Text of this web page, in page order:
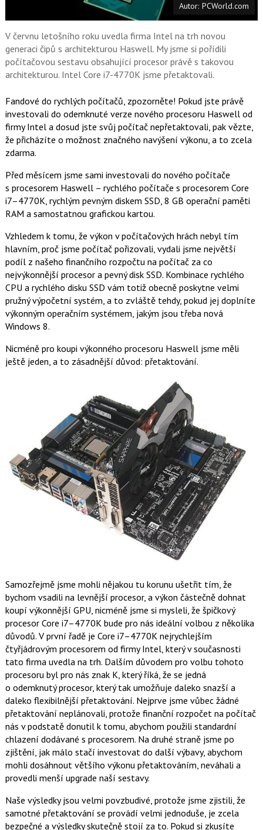
o
k
Autor: PCWorld.com
V červnu letošního roku uvedla firma Intel na trh novou
generaci čipů s architekturou Haswell. My jsme si pořídili
počítačovou sestavu obsahující procesor právě s takovou
architekturou. Intel Core i7-4770K jsme přetaktovali.
Fandové do rychlých počítačů, zpozorněte! Pokud jste právě
investovali do odemknuté verze nového procesoru Haswell od
firmy Intel a dosud jste svůj počítač nepřetaktovali, pak vězte,
že přicházíte o možnost značného navýšení výkonu, a to zcela
zdarma.
Před měsícem jsme sami investovali do nového počítače
s procesorem Haswell – rychlého počítače s procesorem Core
i7–4770K, rychlým pevným diskem SSD, 8 GB operační paměti
RAM a samostatnou grafickou kartou.
Vzhledem k tomu, že výkon v počítačových hrách nebyl tím
hlavním, proč jsme počítač pořizovali, vydali jsme největší
podíl z našeho finančního rozpočtu na počítač za co
nejvýkonnější procesor a pevný disk SSD. Kombinace rychlého
CPU a rychlého disku SSD vám totiž obecně poskytne velmi
pružný výpočetní systém, a to zvláště tehdy, pokud jej doplníte
výkonným operačním systémem, jakým jsou třeba nová
Windows 8.
Nicméně pro koupi výkonného procesoru Haswell jsme měli
ještě jeden, a to zásadnější důvod: přetaktování.
Samozřejmě jsme mohli nějakou tu korunu ušetřit tím, že
bychom vsadili na levnější procesor, a výkon částečně dohnat
koupí výkonnější GPU, nicméně jsme si mysleli, že špičkový
procesor Core i7–4770K bude pro nás ideální volbou z několika
důvodů. V první řadě je Core i7–4770K nejrychlejším
čtyřjádrovým procesorem od firmy Intel, který v současnosti
tato firma uvedla na trh. Dalším důvodem pro volbu tohoto
procesoru byl pro nás znak K, který říká, že se jedná
o odemknutý procesor, který tak umožňuje daleko snazší a
daleko flexibilnější přetaktování. Nejprve jsme vůbec žádné
přetaktování neplánovali, protože finanční rozpočet na počítač
nás v podstatě donutil k tomu, abychom použili standardní
chlazení dodávané s procesorem. Na druhé straně jsme po
zjištění, jak málo stačí investovat do další výbavy, abychom
mohli dosáhnout většího výkonu přetaktováním, neváhali a
provedli menší upgrade naší sestavy.
Naše výsledky jsou velmi povzbudivé, protože jsme zjistili, že
samotné přetaktování se provádí velmi jednoduše, je zcela
bezpečné a výsledky skutečně stojí za to. Pokud si zkusíte